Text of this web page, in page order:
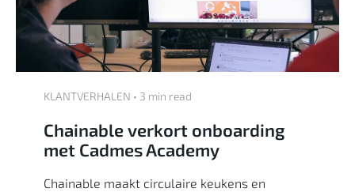
KLANTVERHALEN • 3 min read
Chainable verkort onboarding
met Cadmes Academy
Chainable maakt circulaire keukens en